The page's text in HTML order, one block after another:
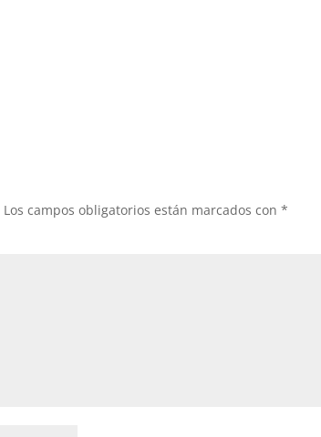
Los campos obligatorios están marcados con*